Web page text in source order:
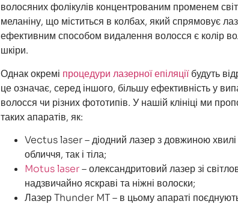
волосяних фолікулів концентрованим променем
меланіну, що міститься в колбах, який спрямовує
ефективним способом видалення волосся є колір
шкіри.
Однак окремі процедури лазерної епіляціїбудуть
це означає, серед іншого, більшу ефективність у
волосся чи різних фототипів. У нашій клініці ми
таких апаратів, як:
Vectus laser – діодний лазер з довжиною хвилі
обличчя, так і тіла;
Motus laser– олександритовий лазер зі
надзвичайно яскраві та ніжні волоски;
Лазер Thunder MT – в цьому апараті